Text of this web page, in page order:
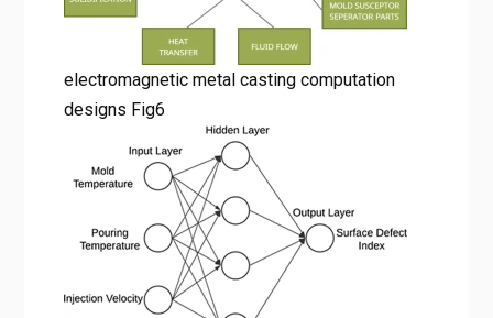
electromagnetic metal casting computation
designs Fig6